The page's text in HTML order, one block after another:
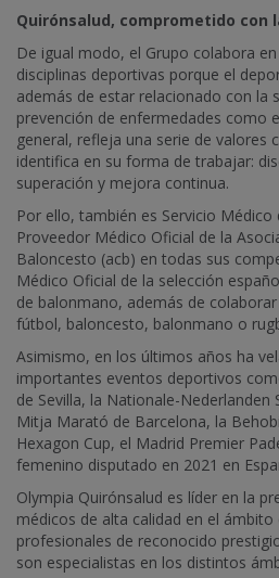
Quirónsalud, comprometido con
De igual modo, el Grupo colabora
disciplinas deportivas porque el
además de estar relacionado con la
prevención de enfermedades como
general, refleja una serie de valores
identifica en su forma de trabajar:
superación y mejora continua.
Por ello, también es Servicio
Proveedor Médico Oficial de la
Baloncesto (acb) en todas sus
Médico Oficial de la selección
de balonmano, además de
fútbol, baloncesto, balonmano o
Asimismo, en los últimos años ha
importantes eventos deportivos
de Sevilla, la Nationale-Nederlanden
Mitja Marató de Barcelona, la
Hexagon Cup, el Madrid Premier
femenino disputado en 2021 en
Olympia Quirónsalud es líder en la
médicos de alta calidad en el ámbito
profesionales de reconocido
son especialistas en los distintos